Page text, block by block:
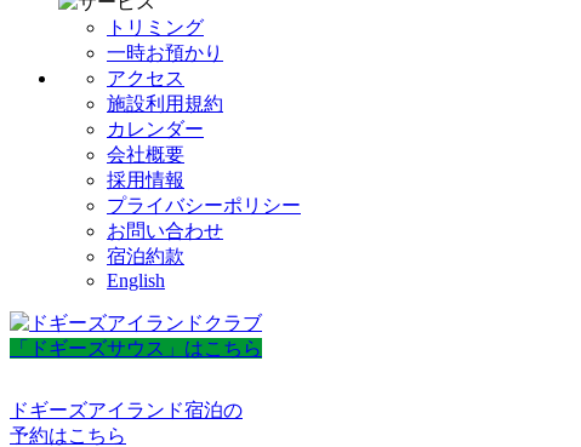
トリミング
一時お預かり
アクセス
施設利用規約
カレンダー
会社概要
採用情報
プライバシーポリシー
お問い合わせ
宿泊約款
English
「ドギーズサウス」はこちら
ドギーズアイランド宿泊の
予約はこちら